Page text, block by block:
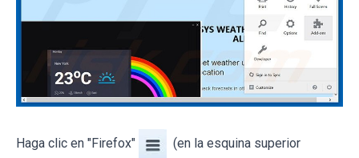
Haga clic en "Firefox" (en la esquina superior